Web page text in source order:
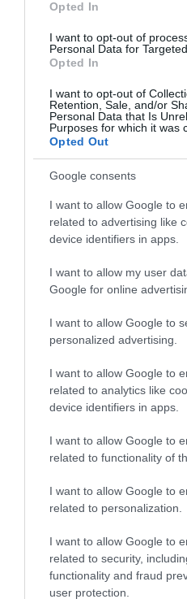
Opted In
I want to opt-out of
Personal Data for
Opted In
I want to opt-out of
Retention, Sale, and/or
Personal Data that Is
Purposes for which it was
Opted Out
Google consents
I want to allow Google to
related to advertising like
device identifiers in apps.
I want to allow my user
Google for online
I want to allow Google to
personalized advertising.
I want to allow Google to
related to analytics like
device identifiers in apps.
I want to allow Google to
related to functionality of
I want to allow Google to
related to personalization.
I want to allow Google to
related to security,
functionality and fraud
user protection.
01.08.2026 12:11
Ξυπνάτε και
8+1 απλές κινήσεις
ενέργεια από το πρωί
Το σημάδι στο πόδι
θρόμβωση
31.07.2026 15:10